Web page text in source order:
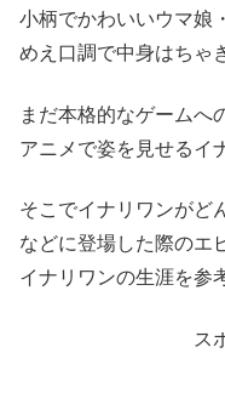
小柄でかわいいウマ娘
めえ口調で中身はちゃ
まだ本格的なゲームへ
アニメで姿を見せるイ
そこでイナリワンがど
などに登場した際のエ
イナリワンの生涯を参
ス